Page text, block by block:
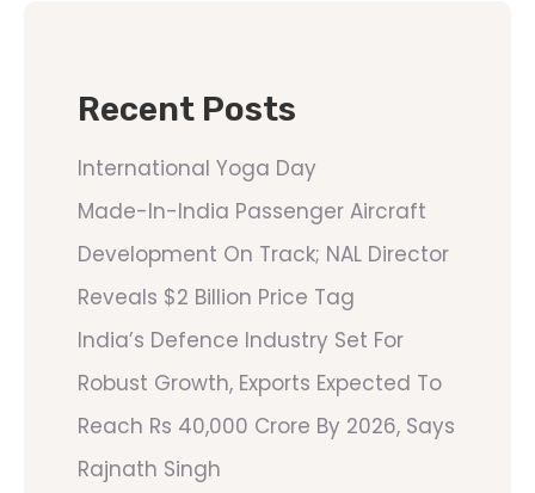
Recent Posts
International Yoga Day
Made-In-India Passenger Aircraft
Development On Track; NAL Director
Reveals $2 Billion Price Tag
India’s Defence Industry Set For
Robust Growth, Exports Expected To
Reach Rs 40,000 Crore By 2026, Says
Rajnath Singh